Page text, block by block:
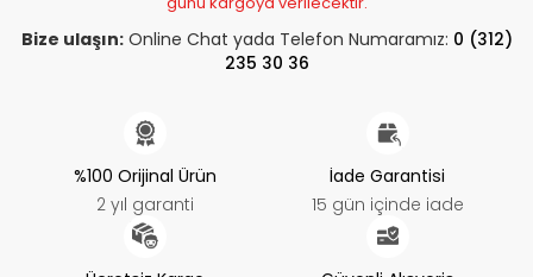
Bize ulaşın:Online Chat yada Telefon Numaramız: 0 (312)
235 30 36
%100 Orijinal Ürün
2 yıl garanti
İade Garantisi
15 gün içinde iade